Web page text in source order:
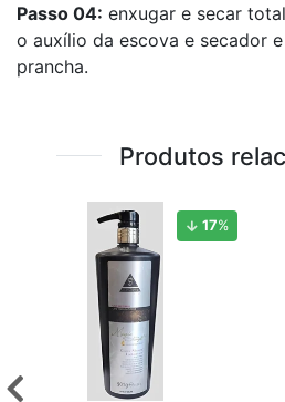
Passo 04: enxugar e secar
o auxílio da escova e secador
prancha.
Produtos
17%